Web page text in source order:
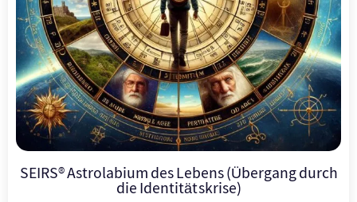
SEIRS® Astrolabium des Lebens (Übergang durch
die Identitätskrise)